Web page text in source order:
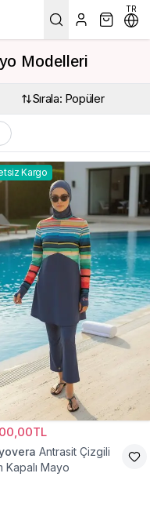
TR
Modelleri
Sırala: Popüler
Kargo
Antrasit Çizgili
Kapalı Mayo